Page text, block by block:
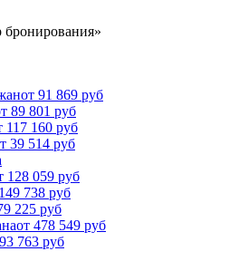
бронирования»
от 91 869 руб
89 801 руб
117 160 руб
39 514 руб
128 059 руб
738 руб
225 руб
от 478 549 руб
763 руб